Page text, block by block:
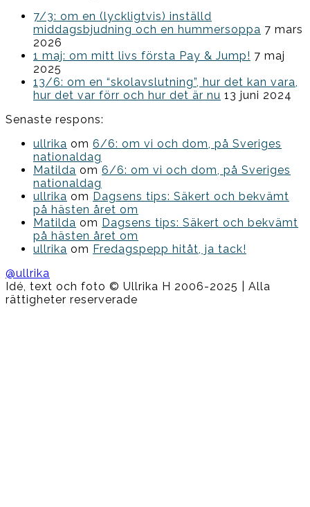
7/3: om en (lyckligtvis) inställd
middagsbjudning och en hummersoppa 7 mars
2026
1 maj: om mitt livs första Pay & Jump! 7 maj
2025
13/6: om en “skolavslutning”, hur det kan vara,
hur det var förr och hur det är nu 13 juni 2024
Senaste respons:
ullrika om 6/6: om vi och dom, på Sveriges
nationaldag
Matilda om 6/6: om vi och dom, på Sveriges
nationaldag
ullrika om Dagsens tips: Säkert och bekvämt
på hästen året om
Matilda om Dagsens tips: Säkert och bekvämt
på hästen året om
ullrika om Fredagspepp hitåt, ja tack!
@ullrika
Idé, text och foto © Ullrika H 2006-2025 | Alla
rättigheter reserverade